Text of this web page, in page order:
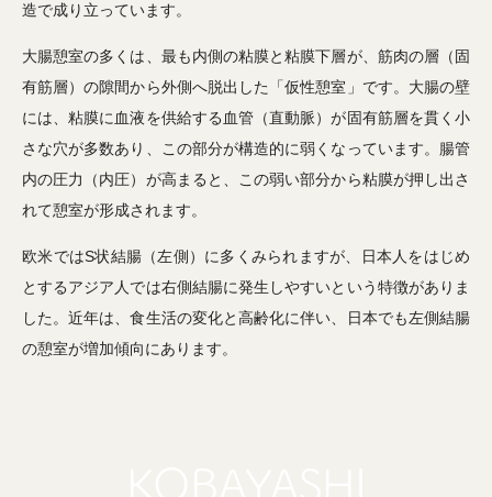
造で成り立っています。
大腸憩室の多くは、最も内側の粘膜と粘膜下層が、筋肉の層（固
有筋層）の隙間から外側へ脱出した「仮性憩室」です。大腸の壁
には、粘膜に血液を供給する血管（直動脈）が固有筋層を貫く小
さな穴が多数あり、この部分が構造的に弱くなっています。腸管
内の圧力（内圧）が高まると、この弱い部分から粘膜が押し出さ
れて憩室が形成されます。
欧米ではS状結腸（左側）に多くみられますが、日本人をはじめ
とするアジア人では右側結腸に発生しやすいという特徴がありま
した。近年は、食生活の変化と高齢化に伴い、日本でも左側結腸
の憩室が増加傾向にあります。